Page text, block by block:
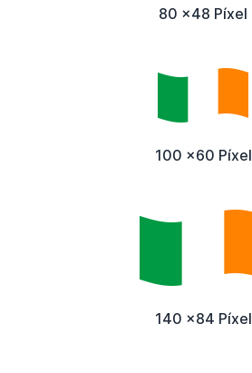
80 x48 Píxel
100 x60 Píxel
140 x84 Píxel